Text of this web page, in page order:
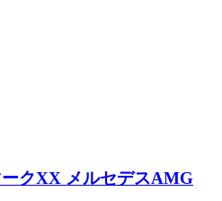
クXX メルセデスAMG